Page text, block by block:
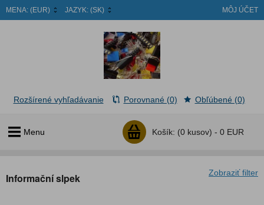
MENA: (EUR) JAZYK: (SK) MÔJ ÚČET
Menu Košík: (0 kusov) - 0 EUR
Rozšírené vyhľadávanie Porovnané (0) Obľúbené (0)
Zobraziť filter
Informační slpek